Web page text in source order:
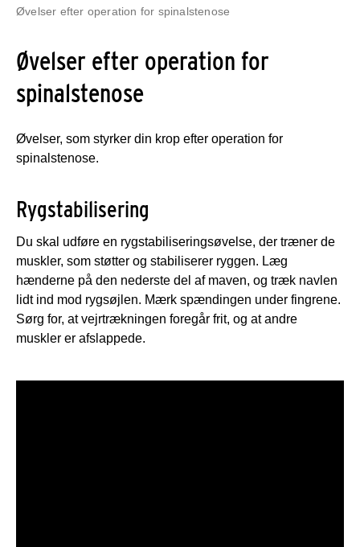
Øvelser efter operation for spinalstenose
Øvelser efter operation for
spinalstenose
Øvelser, som styrker din krop efter operation for
spinalstenose.
Rygstabilisering
Du skal udføre en rygstabiliseringsøvelse, der træner de
muskler, som støtter og stabiliserer ryggen. Læg
hænderne på den nederste del af maven, og træk navlen
lidt ind mod rygsøjlen. Mærk spændingen under fingrene.
Sørg for, at vejrtrækningen foregår frit, og at andre
muskler er afslappede.